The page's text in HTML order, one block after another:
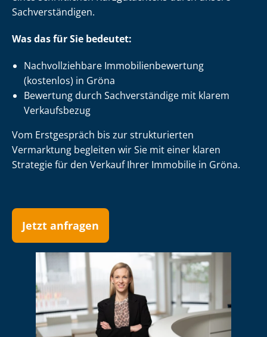
Sach­ver­stän­di­gen.
Was das für Sie bedeutet:
Nach­voll­zieh­ba­re Im­mo­bi­li­en­be­wer­tung
(kostenlos) in Gröna
Bewertung durch Sachverständige mit klarem
Verkaufsbezug
Vom Erstgespräch bis zur strukturierten
Vermarktung begleiten wir Sie mit einer klaren
Strategie für den Verkauf Ihrer Immobilie in Gröna.
Jetzt anfragen